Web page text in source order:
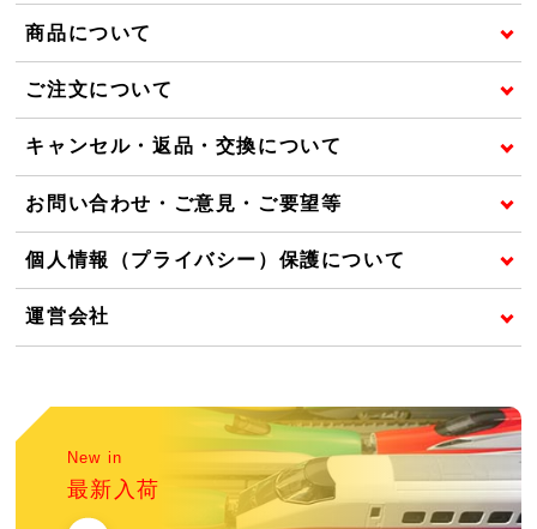
商品について
ご注文について
キャンセル・返品・交換について
お問い合わせ・ご意見・ご要望等
個人情報（プライバシー）保護について
運営会社
New in
最新入荷